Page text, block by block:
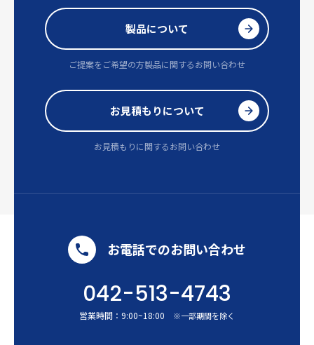
製品について
ご提案をご希望の方製品に関するお問い合わせ
お見積もりについて
お見積もりに関するお問い合わせ
お電話でのお問い合わせ
042-513-4743
営業時間： 9:00~18:00 ※一部期間を除く